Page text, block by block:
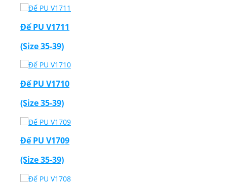
Đế PU V1711
(Size 35-39)
Đế PU V1710
(Size 35-39)
Đế PU V1709
(Size 35-39)